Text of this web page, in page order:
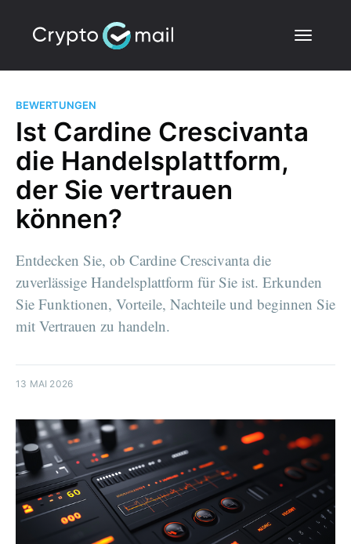
BEWERTUNGEN
Ist Cardine Crescivanta
die Handelsplattform,
der Sie vertrauen
können?
Entdecken Sie, ob Cardine Crescivanta die
zuverlässige Handelsplattform für Sie ist. Erkunden
Sie Funktionen, Vorteile, Nachteile und beginnen Sie
mit Vertrauen zu handeln.
13 MAI 2026